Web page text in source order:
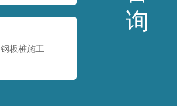
钢板桩施工
询